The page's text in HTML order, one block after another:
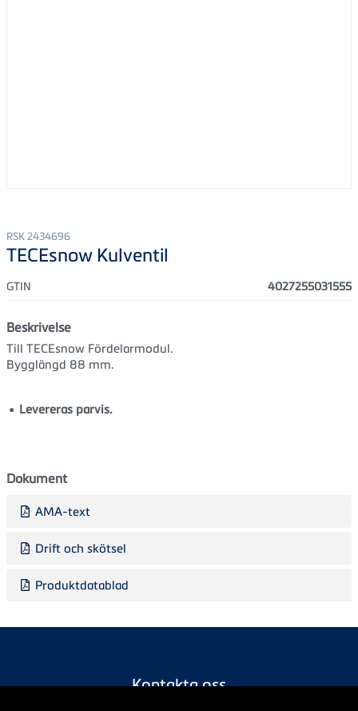
RSK 2434696
TECEsnow Kulventil
GTIN 4027255031555
Beskrivelse
Till TECEsnow Fördelarmodul.
Bygglängd 88 mm.
Levereras parvis.
Dokument
AMA-text
Drift och skötsel
Produktdatablad
Kontakta oss